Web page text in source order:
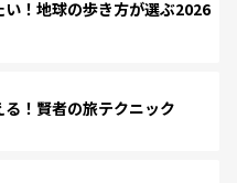
！地球の歩き方が選ぶ2026
！賢者の旅テクニック